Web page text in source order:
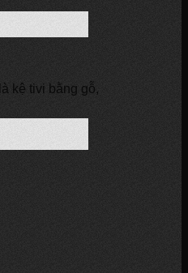
kệ tivi bằng gỗ,